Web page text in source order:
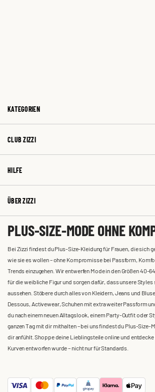
KATEGORIEN
CLUB ZIZZI
HILFE
ÜBER ZIZZI
PLUS-SIZE-MODE OHNE
Bei Zizzi findest du Plus-Size-Kleidung für Frauen, die sich
wie sie es wollen – ohne Kompromisse bei Passform,
Trends einzugehen. Wir entwerfen Mode in den Größen 40-
für die weibliche Figur und sorgen dafür, dass unsere Styles
aussehen. Stöbere durch alles von Kleidern, Jeans und
Dessous, Activewear, Schuhen mit extra weiter Passform
du nach einem neuen Alltagslook, einem Party-Outfit oder
ganzen Tag mit dir mithalten – bei uns findest du Plus-Size-
dir anfühlt. Shoppe deine Lieblingsteile online und
Kurven entworfen wurde – nicht nur für Standards.